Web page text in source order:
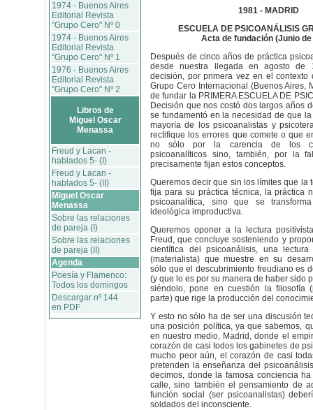
1974 - Buenos Aires
Editorial Revista
"Grupo Cero" Nº 0
1974 - Buenos Aires
Editorial Revista
"Grupo Cero" Nº 1
1976 - Buenos Aires
Editorial Revista
"Grupo Cero" Nº 2
Libros de
Miguel Oscar
Menassa
Freud y Lacan -
hablados 5- (I)
Freud y Lacan -
hablados 5- (II)
Miguel Oscar
Menassa
Sobre las relaciones
de pareja (I)
Sobre las relaciones
de pareja (II)
Agenda
Poesía y Flamenco:
Todos los domingos
Descargar nº 144
en PDF
1981 - MADRID
ESCUELA DE PSICOANÁLISIS
Acta de fundación (Junio de
Después de cinco años de práctica
desde nuestra llegada en agosto de
decisión, por primera vez en el
Grupo Cero Internacional (Buenos Aires,
de fundar la PRIMERA ESCUELA DE
Decisión que nos costó dos largos años
se fundamentó en la necesidad de que
mayoría de los psicoanalistas y
rectifique los errores que comete o que
no sólo por la carencia de los
psicoanalíticos sino, también, por la
precisamente fijan estos conceptos.
Queremos decir que sin los límites que la
fija para su práctica técnica, la práctica
psicoanalítica, sino que se
ideológica improductiva.
Queremos oponer a la lectura
Freud, que concluye sosteniendo y
científica del psicoanálisis, una lectura
(materialista) que muestre en su
sólo que el descubrimiento freudiano es
(y que lo es por su manera de haber sido
siéndolo, pone en cuestión la filosofía
parte) que rige la producción del
Y esto no sólo ha de ser una discusión
una posición política, ya que sabemos,
en nuestro medio, Madrid, donde el
corazón de casi todos los gabinetes de
mucho peor aún, el corazón de casi
pretenden la enseñanza del
decimos, donde la famosa conciencia
calle, sino también el pensamiento de
función social (ser psicoanalistas)
soldados del inconsciente.